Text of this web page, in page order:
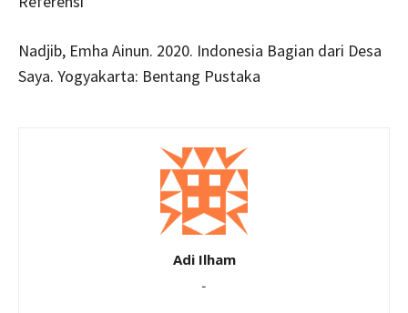
Nadjib, Emha Ainun. 2020. Indonesia Bagian dari Desa
Saya. Yogyakarta: Bentang Pustaka
Adi Ilham
-